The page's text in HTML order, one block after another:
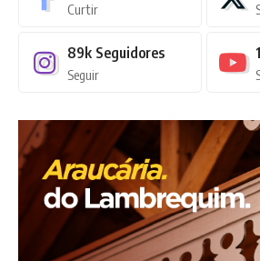
Curtir
89k Seguidores
Seguir